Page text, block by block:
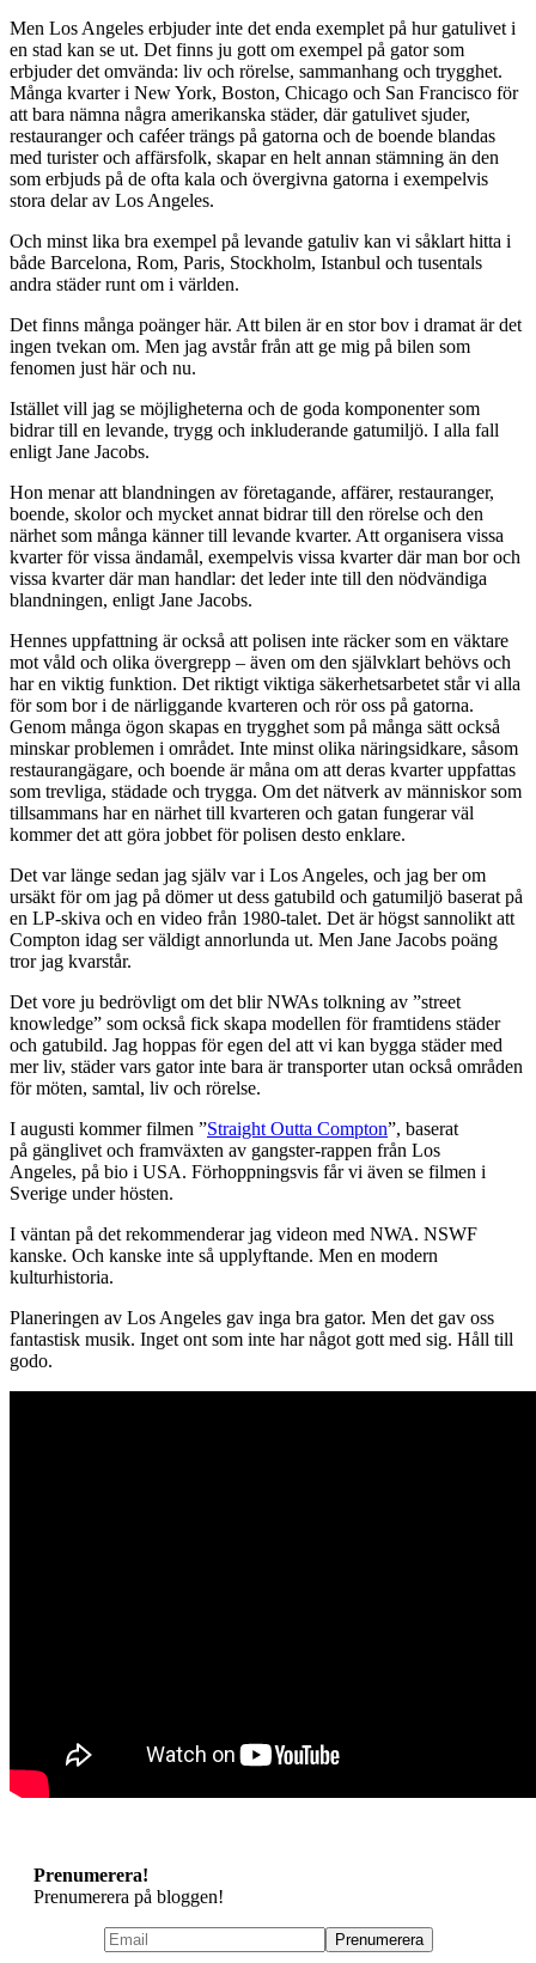
Men Los Angeles erbjuder inte det enda exemplet på hur gatulivet i
en stad kan se ut. Det finns ju gott om exempel på gator som
erbjuder det omvända: liv och rörelse, sammanhang och trygghet.
Många kvarter i New York, Boston, Chicago och San Francisco för
att bara nämna några amerikanska städer, där gatulivet sjuder,
restauranger och caféer trängs på gatorna och de boende blandas
med turister och affärsfolk, skapar en helt annan stämning än den
som erbjuds på de ofta kala och övergivna gatorna i exempelvis
stora delar av Los Angeles.
Och minst lika bra exempel på levande gatuliv kan vi såklart hitta i
både Barcelona, Rom, Paris, Stockholm, Istanbul och tusentals
andra städer runt om i världen.
Det finns många poänger här. Att bilen är en stor bov i dramat är det
ingen tvekan om. Men jag avstår från att ge mig på bilen som
fenomen just här och nu.
Istället vill jag se möjligheterna och de goda komponenter som
bidrar till en levande, trygg och inkluderande gatumiljö. I alla fall
enligt Jane Jacobs.
Hon menar att blandningen av företagande, affärer, restauranger,
boende, skolor och mycket annat bidrar till den rörelse och den
närhet som många känner till levande kvarter. Att organisera vissa
kvarter för vissa ändamål, exempelvis vissa kvarter där man bor och
vissa kvarter där man handlar: det leder inte till den nödvändiga
blandningen, enligt Jane Jacobs.
Hennes uppfattning är också att polisen inte räcker som en väktare
mot våld och olika övergrepp – även om den självklart behövs och
har en viktig funktion. Det riktigt viktiga säkerhetsarbetet står vi alla
för som bor i de närliggande kvarteren och rör oss på gatorna.
Genom många ögon skapas en trygghet som på många sätt också
minskar problemen i området. Inte minst olika näringsidkare, såsom
restaurangägare, och boende är måna om att deras kvarter uppfattas
som trevliga, städade och trygga. Om det nätverk av människor som
tillsammans har en närhet till kvarteren och gatan fungerar väl
kommer det att göra jobbet för polisen desto enklare.
Det var länge sedan jag själv var i Los Angeles, och jag ber om
ursäkt för om jag på dömer ut dess gatubild och gatumiljö baserat på
en LP-skiva och en video från 1980-talet. Det är högst sannolikt att
Compton idag ser väldigt annorlunda ut. Men Jane Jacobs poäng
tror jag kvarstår.
Det vore ju bedrövligt om det blir NWAs tolkning av ”street
knowledge” som också fick skapa modellen för framtidens städer
och gatubild. Jag hoppas för egen del att vi kan bygga städer med
mer liv, städer vars gator inte bara är transporter utan också områden
för möten, samtal, liv och rörelse.
I augusti kommer filmen ”Straight Outta Compton”, baserat
på gänglivet och framväxten av gangster-rappen från Los
Angeles, på bio i USA. Förhoppningsvis får vi även se filmen i
Sverige under hösten.
I väntan på det rekommenderar jag videon med NWA. NSWF
kanske. Och kanske inte så upplyftande. Men en modern
kulturhistoria.
Planeringen av Los Angeles gav inga bra gator. Men det gav oss
fantastisk musik. Inget ont som inte har något gott med sig. Håll till
godo.
Prenumerera!
Prenumerera på bloggen!